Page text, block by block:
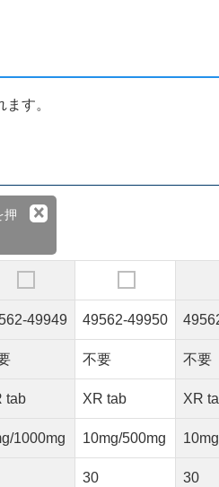
ます。
押
×
49949 49562-49950
不要 不要
tab XR tab XR
1000mg 10mg/500mg
30 30